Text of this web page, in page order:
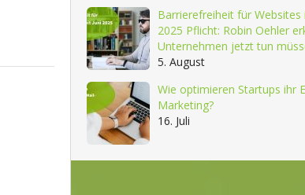
Barrierefreiheit für Websites
2025 Pflicht: Robin Oehler
Unternehmen jetzt tun
5. August
Wie optimieren Startups ihr
Marketing?
16. Juli